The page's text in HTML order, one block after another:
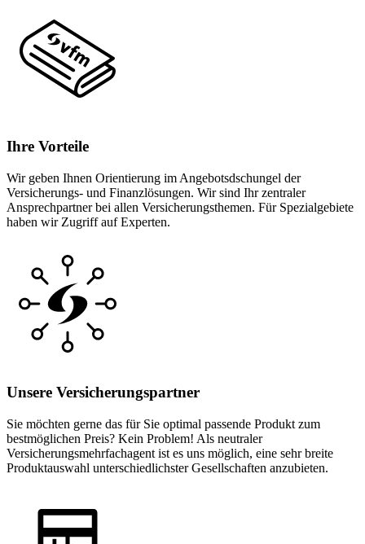
Ihre Vorteile
Wir geben Ihnen Orientierung im Angebotsdschungel der
Versicherungs- und Finanzlösungen. Wir sind Ihr zentraler
Ansprechpartner bei allen Versicherungsthemen. Für Spezialgebiete
haben wir Zugriff auf Experten.
Unsere Versicherungspartner
Sie möchten gerne das für Sie optimal passende Produkt zum
bestmöglichen Preis? Kein Problem! Als neutraler
Versicherungsmehrfachagent ist es uns möglich, eine sehr breite
Produktauswahl unterschiedlichster Gesellschaften anzubieten.